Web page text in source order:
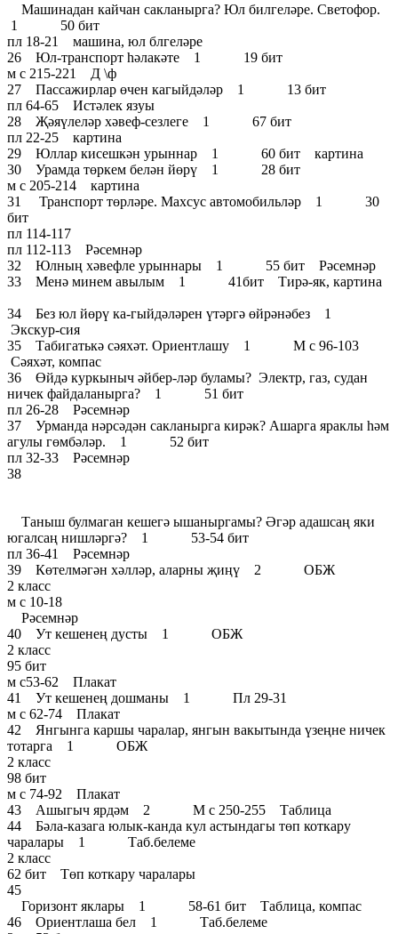
Машинадан кайчан сакланырга? Юл билгеләре. Светофор.
1 50 бит
пл 18-21 машина, юл блгеләре
26 Юл-транспорт һәлакәте 1 19 бит
м с 215-221 Д \ф
27 Пассажирлар өчен кагыйдәләр 1 13 бит
пл 64-65 Истәлек язуы
28 Җәяүлеләр хәвеф-сезлеге 1 67 бит
пл 22-25 картина
29 Юллар кисешкән урыннар 1 60 бит картина
30 Урамда төркем белән йөрү 1 28 бит
м с 205-214 картина
31 Транспорт төрләре. Махсус автомобильләр 1 30
бит
пл 114-117
пл 112-113 Рәсемнәр
32 Юлның хәвефле урыннары 1 55 бит Рәсемнәр
33 Менә минем авылым 1 41бит Тирә-як, картина
34 Без юл йөрү ка-гыйдәләрен үтәргә өйрәнәбез 1
Экскур-сия
35 Табигатькә сәяхәт. Ориентлашу 1 М с 96-103
Сәяхәт, компас
36 Өйдә куркыныч әйбер-ләр буламы? Электр, газ, судан
ничек файдаланырга? 1 51 бит
пл 26-28 Рәсемнәр
37 Урманда нәрсәдән сакланырга кирәк? Ашарга яраклы һәм
агулы гөмбәләр. 1 52 бит
пл 32-33 Рәсемнәр
38
Таныш булмаган кешегә ышаныргамы? Әгәр адашсаң яки
югалсаң нишләргә? 1 53-54 бит
пл 36-41 Рәсемнәр
39 Көтелмәгән хәлләр, аларны җиңү 2 ОБЖ
2 класс
м с 10-18
Рәсемнәр
40 Ут кешенең дусты 1 ОБЖ
2 класс
95 бит
м с53-62 Плакат
41 Ут кешенең дошманы 1 Пл 29-31
м с 62-74 Плакат
42 Янгынга каршы чаралар, янгын вакытында үзеңне ничек
тотарга 1 ОБЖ
2 класс
98 бит
м с 74-92 Плакат
43 Ашыгыч ярдәм 2 М с 250-255 Таблица
44 Бәла-казага юлык-канда кул астындагы төп коткару
чаралары 1 Таб.белеме
2 класс
62 бит Төп коткару чаралары
45
Горизонт яклары 1 58-61 бит Таблица, компас
46 Ориентлаша бел 1 Таб.белеме